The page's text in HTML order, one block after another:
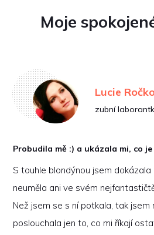
Moje
Lucie
zubní
Probudila mě :) a ukázala mi, co
S touhle blondýnou jsem dokázala
neuměla ani ve svém
Než jsem se s ní potkala, tak jsem
poslouchala jen to, co mi říkají